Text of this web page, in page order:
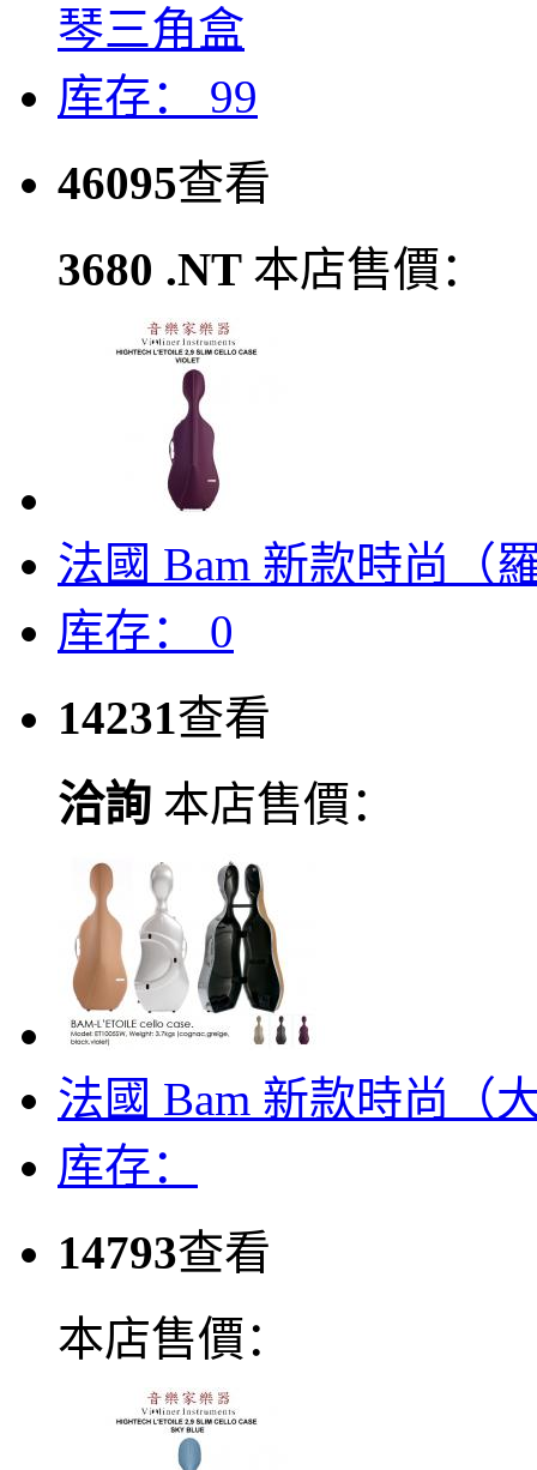
琴三角盒
库存： 99
46095查看
3680 .NT 本店售價：
法國 Bam 新款時尚（
库存： 0
14231查看
洽詢 本店售價：
法國 Bam 新款時尚（
库存：
14793查看
本店售價：